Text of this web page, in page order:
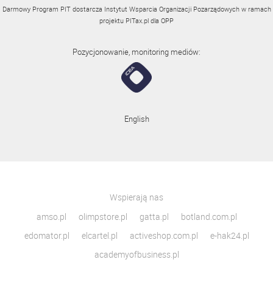
Darmowy Program PIT dostarcza Instytut Wsparcia Organizacji Pozarządowych w ramach
projektu PITax.pl dla OPP
Pozycjonowanie, monitoring mediów:
English
Wspierają nas
amso.pl
olimpstore.pl gatta.pl
botland.com.pl
edomator.pl
elcartel.pl activeshop.com.pl
e-hak24.pl
academyofbusiness.pl